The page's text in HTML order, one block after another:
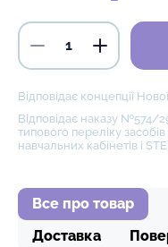
Відповідає концепції
Відповідає наказу №574/
типового переліку
навчальних кабінетів і
Все про товар
Доставка